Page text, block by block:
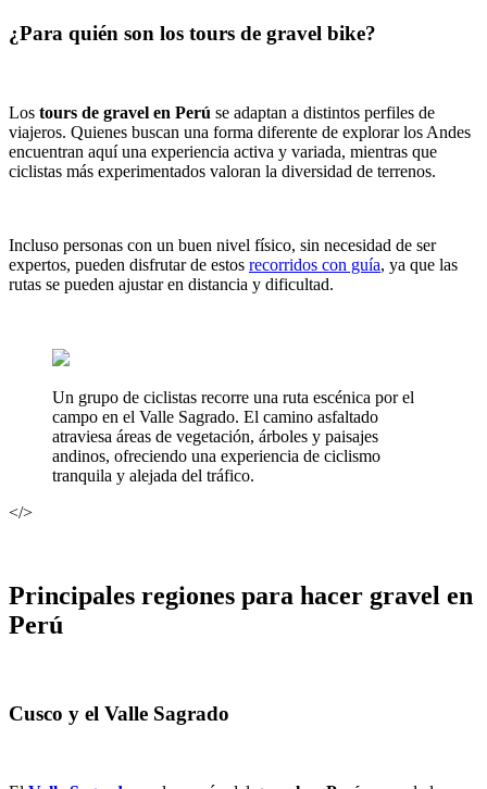
¿Para quién son los tours de gravel bike?
Los tours de gravel en Perú se adaptan a distintos perfiles de
viajeros. Quienes buscan una forma diferente de explorar los Andes
encuentran aquí una experiencia activa y variada, mientras que
ciclistas más experimentados valoran la diversidad de terrenos.
Incluso personas con un buen nivel físico, sin necesidad de ser
expertos, pueden disfrutar de estos recorridos con guía, ya que las
rutas se pueden ajustar en distancia y dificultad.
Un grupo de ciclistas recorre una ruta escénica por el
campo en el Valle Sagrado. El camino asfaltado
atraviesa áreas de vegetación, árboles y paisajes
andinos, ofreciendo una experiencia de ciclismo
tranquila y alejada del tráfico.
</>
Principales regiones para hacer gravel en
Perú
Cusco y el Valle Sagrado